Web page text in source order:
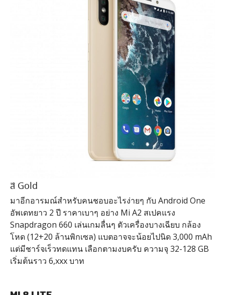
สี Gold
มาอีกอารมณ์สำหรับคนชอบอะไรง่ายๆ กับ Android One
อัพเดทยาว 2 ปี ราคาเบาๆ อย่าง Mi A2 สเปคแรง
Snapdragon 660 เล่นเกมลื่นๆ ตัวเครื่องบางเฉียบ กล้อง
โหด (12+20 ล้านพิกเซล) แบตอาจจะน้อยไปนิด 3,000 mAh
แต่มีชาร์จเร็วทดแทน เลือกตามงบครับ ความจุ 32-128 GB
เริ่มต้นราว 6,xxx บาท